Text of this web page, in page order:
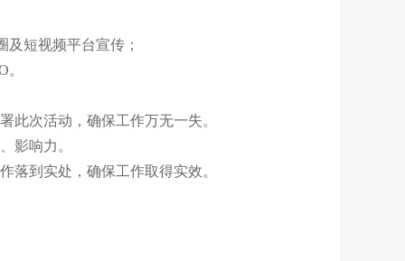
短视频平台宣传；
此次活动，确保工作万无一失。
影响力。
落到实处，确保工作取得实效。